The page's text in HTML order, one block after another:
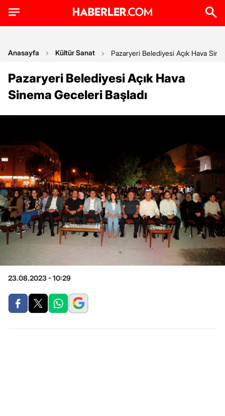
Anasayfa Kültür Sanat Pazaryeri Belediyesi Açık Hava
Pazaryeri Belediyesi Açık Hava
Sinema Geceleri Başladı
23.08.2023 - 10:29